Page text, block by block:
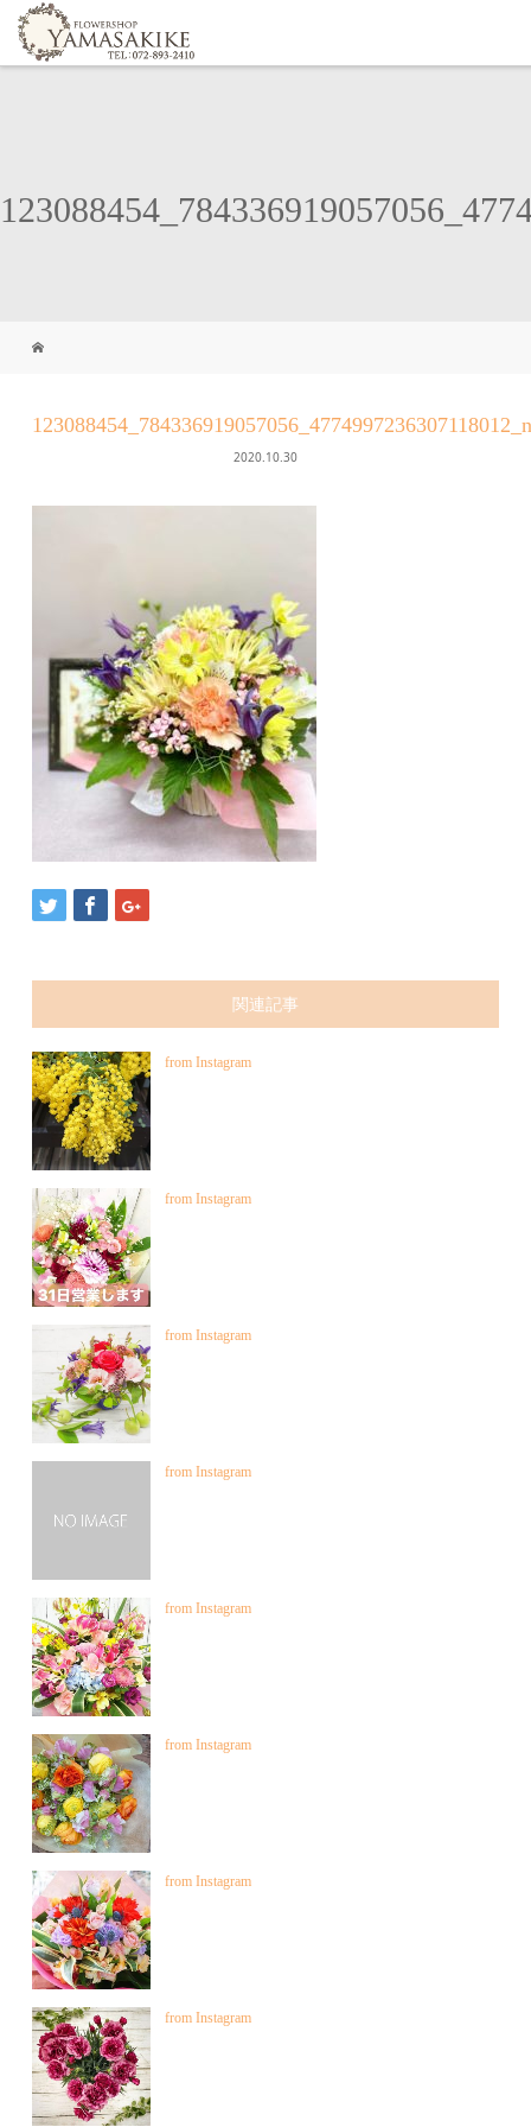
2020.10.30
関連記事
from Instagram
from Instagram
from Instagram
from Instagram
from Instagram
from Instagram
from Instagram
from Instagram